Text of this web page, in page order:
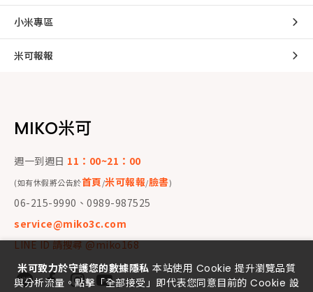
小米專區
米可報報
MIKO米可
週一到週日 11：00~21：00
(如有休假將公告於首頁/米可報報/臉書)
06-215-9990、0989-987525
service@miko3c.com
LINE ID 請搜尋 @miko168
米可致力於守護您的數據隱私 本站使用 Cookie 提升瀏覽品質
與分析流量。點擊「全部接受」即代表您同意目前的 Cookie 設